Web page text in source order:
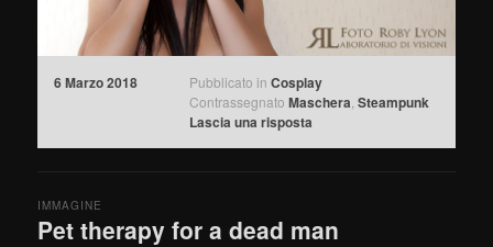
6 Marzo 2018 Pubblicato in Cosplay
Contrassegnato Maschera Steampunk
Lascia una risposta
Pet therapy for a dead man
IMMAGINE